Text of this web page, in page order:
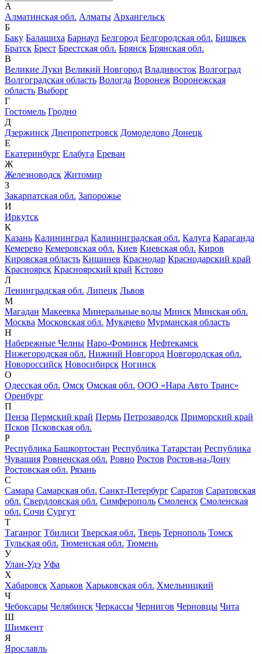
А
Алматинская обл. Алматы Архангельск
Б
Баку Балашиха Барнаул Белгород Белгородская обл. Бишкек
Братск Брест Брестская обл. Брянск Брянская обл.
В
Великие Луки Великий Новгород Владивосток Волгоград
Волгоградская область Вологда Воронеж Воронежская
область Выборг
Г
Гостомель Гродно
Д
Дзержинск Днепропетровск Домодедово Донецк
Е
Екатеринбург Елабуга Ереван
Ж
Железноводск Житомир
З
Закарпатская обл. Запорожье
И
Иркутск
К
Казань Калининград Калининградская обл. Калуга Караганда
Кемерево Кемеровская обл. Киев Киевская обл. Киров
Кировская область Кишинев Краснодар Краснодарский край
Красноярск Красноярский край Кстово
Л
Ленинградская обл. Липецк Львов
М
Магадан Макеевка Минеральные воды Минск Минская обл.
Москва Московская обл. Мукачево Мурманская область
Н
Набережные Челны Наро-Фоминск Нефтекамск
Нижегородская обл. Нижний Новгород Новгородская обл.
Новороссийск Новосибирск Ногинск
О
Одесская обл. Омск Омская обл. ООО «Нара Авто Транс»
Оренбург
П
Пенза Пермский край Пермь Петрозаводск Приморский край
Псков Псковская обл.
Р
Республика Башкортостан Республика Татарстан Республика
Чувашия Ровненская обл. Ровно Ростов Ростов-на-Дону
Ростовская обл. Рязань
С
Самара Самарская обл. Санкт-Петербург Саратов Саратовская
обл. Свердловская обл. Симферополь Смоленск Смоленская
обл. Сочи Сургут
Т
Таганрог Тбилиси Тверская обл. Тверь Тернополь Томск
Тульская обл. Тюменская обл. Тюмень
У
Улан-Удэ Уфа
Х
Хабаровск Харьков Харьковская обл. Хмельницкий
Ч
Чебоксары Челябинск Черкассы Чернигов Черновцы Чита
Ш
Шимкент
Я
Ярославль